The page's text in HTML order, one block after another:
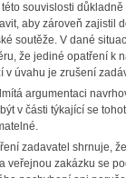
souvislosti důkladně
aby zároveň zajistil
soutěže. V dané
že jediné opatření k
v úvahu je zrušení
argumentaci
v části týkající se
zadavatel shrnuje, že
veřejnou zakázku se